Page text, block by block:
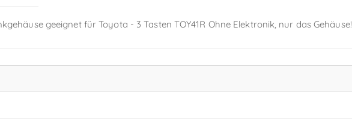
geeignet für Toyota - 3 Tasten TOY41R Ohne Elektronik, nur das Gehäuse!